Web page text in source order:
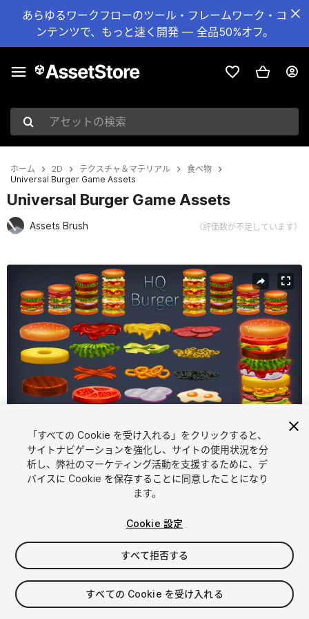
あらゆるワークフローのツール・フレームワーク・コ
ンテンツで、もっと速く開発 — 全品50%オフ。
アセットの検索
ホーム 2D テクスチャ＆マテリアル
食べ物
Universal Burger Game Assets
Universal Burger Game Assets
Assets Brush （評価数が不足しています）
現在のスライド：1 / 4
1 /4
$5.99
消費税は決済時に計算されます
「すべての Cookie を受け入れる」をクリックすると、
サイトナビゲーションを強化し、サイトの使用状況を分
析し、弊社のマーケティング活動を支援するために、デ
バイスに Cookie を保存することに同意したことになり
ます。
Cookie 設定
すべて拒否する
すべての Cookie を受け入れる